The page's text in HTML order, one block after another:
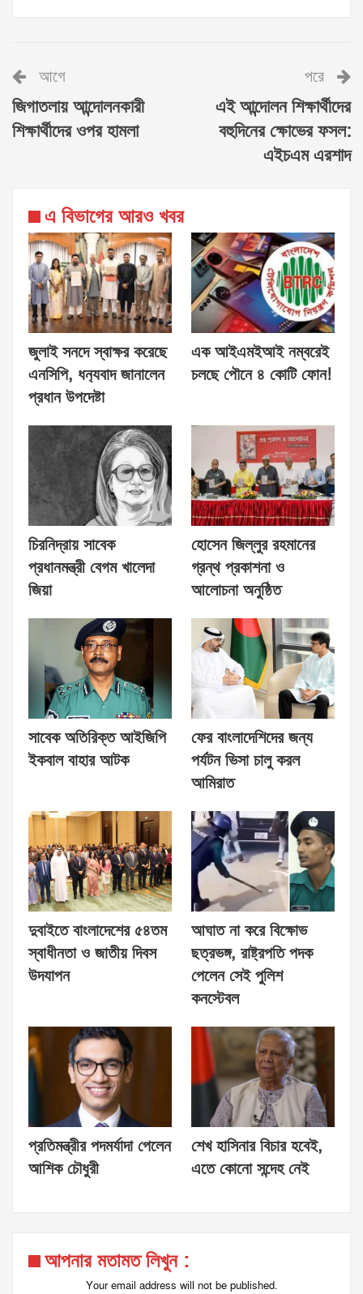
আগে
জিগাতলায় আন্দোলনকারী
শিক্ষার্থীদের ওপর হামলা
পরে
এই আন্দোলন শিক্ষার্থীদের
বহুদিনের ক্ষোভের ফসল:
এইচএম এরশাদ
এ বিভাগের আরও খবর
জুলাই সনদে স্বাক্ষর করেছে
এনসিপি, ধন‍্যবাদ জানালেন
প্রধান উপদেষ্টা
এক আইএমইআই নম্বরেই
চলছে পৌনে ৪ কোটি ফোন!
চিরনিদ্রায় সাবেক
প্রধানমন্ত্রী বেগম খালেদা
জিয়া
হোসেন জিল্লুর রহমানের
গ্রন্থ প্রকাশনা ও
আলোচনা অনুষ্ঠিত
সাবেক অতিরিক্ত আইজিপি
ইকবাল বাহার আটক
ফের বাংলাদেশিদের জন্য
পর্যটন ভিসা চালু করল
আমিরাত
দুবাইতে বাংলাদেশের ৫৪তম
স্বাধীনতা ও জাতীয় দিবস
উদযাপন
আঘাত না করে বিক্ষোভ
ছত্রভঙ্গ, রাষ্ট্রপতি পদক
পেলেন সেই পুলিশ
কনস্টেবল
প্রতিমন্ত্রীর পদমর্যাদা পেলেন
আশিক চৌধুরী
শেখ হাসিনার বিচার হবেই,
এতে কোনো সন্দেহ নেই
আপনার মতামত লিখুন :
Your email address will not be published.